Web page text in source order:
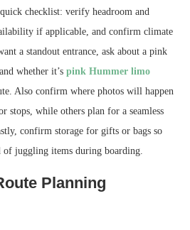
checklist: verify headroom and
if applicable, and confirm climate
a standout entrance, ask about a pink
whether it’s pink Hummer limo
Also confirm where photos will happen
stops, while others plan for a seamless
confirm storage for gifts or bags so
of juggling items during boarding.
Planning